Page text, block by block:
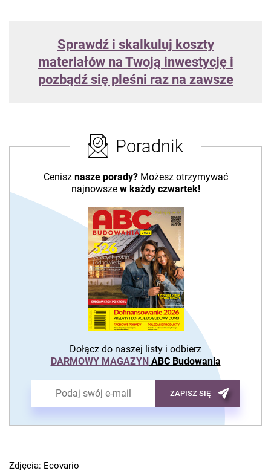
Sprawdź i skalkuluj koszty
materiałów na Twoją inwestycję i
pozbądź się pleśni raz na zawsze
Poradnik
Cenisz nasze porady?Możesz otrzymywać
najnowsze w każdy czwartek!
Dołącz do naszej listy i odbierz
DARMOWY MAGAZYN ABC Budowania
ZAPISZ SIĘ
Zdjęcia: Ecovario